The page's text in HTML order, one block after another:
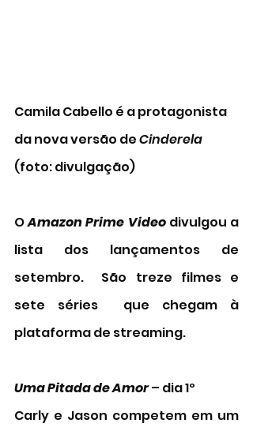
Camila Cabello é a protagonista
da nova versão de Cinderela
(foto: divulgação)
O Amazon Prime Video divulgou a
lista dos lançamentos de
setembro.  São treze filmes e
sete séries  que chegam à
plataforma de streaming.
Uma Pitada de Amor – dia 1º
Carly e Jason competem em um